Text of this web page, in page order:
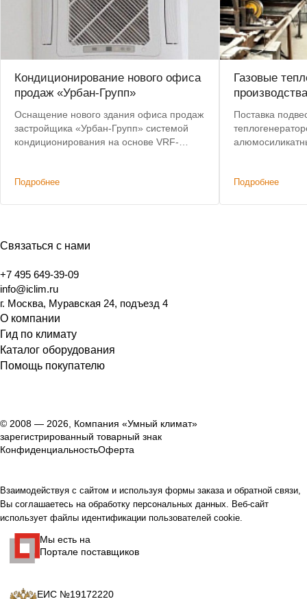
Кондиционирование нового офиса
продаж «Урбан-Групп»
Оснащение нового здания офиса продаж
застройщика «Урбан-Групп» системой
кондиционирования на основе VRF-
Подробнее
Газовые
Поставка
Подробнее
Связаться с нами
+7 495 649-39-09
info@iclim.ru
г. Москва, Муравская 24, подъезд 4
О компании
Гид по климату
Каталог оборудования
Помощь покупателю
© 2008 — 2026, Компания «Умный климат»
зарегистрированный товарный знак
КонфиденциальностьОферта
Взаимодействуя с сайтом и используя формы заказа и обратной связи,
Вы соглашаетесь на обработку персональных данных. Веб-сайт
использует файлы идентификации пользователей cookie.
Мы есть на
Портале поставщиков
ЕИС №19172220